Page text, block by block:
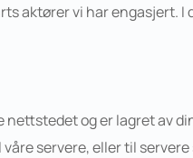
aktører vi har engasjert.
og er lagret av
servere, eller til